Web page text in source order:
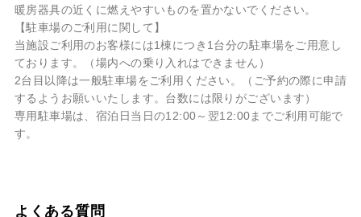
暖房器具の近くに燃えやすいものを置かないでください。
【駐車場のご利用に関して】
当施設ご利用のお客様には1棟につき1台分の駐車場をご用意し
ております。（場内への乗り入れはできません）
2台目以降は一般駐車場をご利用ください。（ご予約の際に申請
するようお願いいたします。台数には限りがございます）
専用駐車場は、宿泊日当日の12:00～翌12:00までご利用可能で
す。
よくある質問